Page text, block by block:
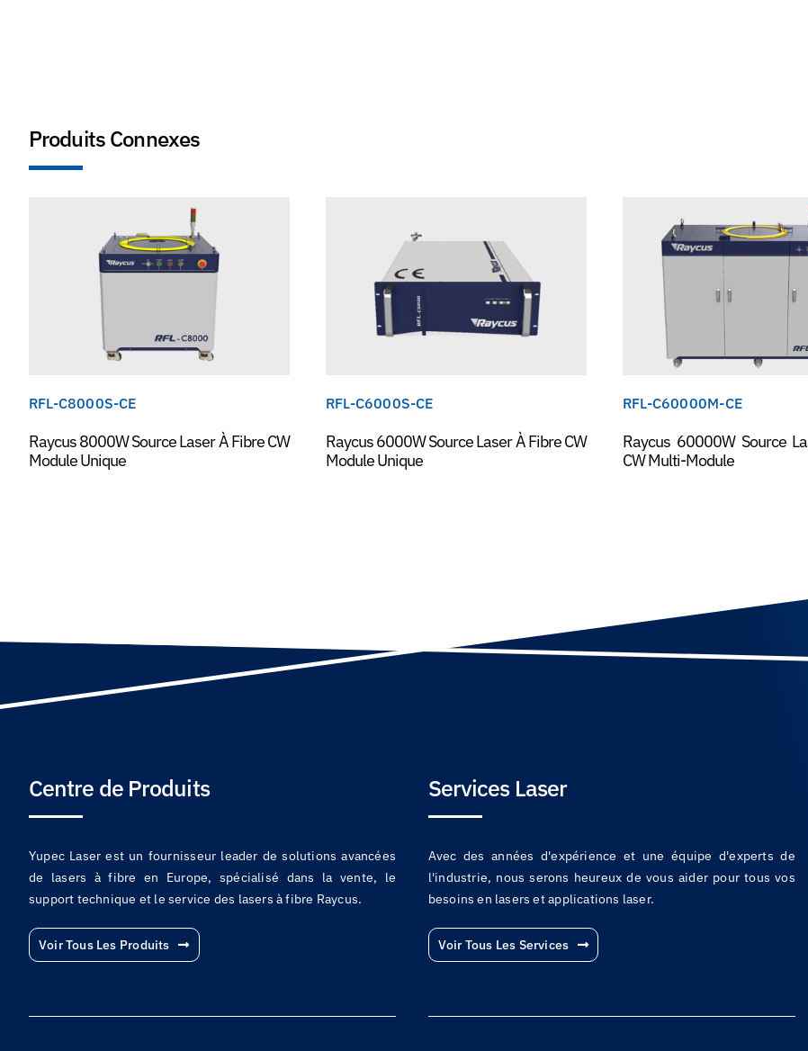
Produits Connexes
RFL-C8000S-CE
Raycus 8000W Source Laser À Fibre CW
Module Unique
RFL-C6000S-CE
Raycus 6000W Source Laser À Fibre CW
Module Unique
RFL-C60000M-CE
Raycus 60000W Source
CW Multi-Module
Centre de Produits
Yupec Laser est un fournisseur leader de solutions avancées
de lasers à fibre en Europe, spécialisé dans la vente, le
support technique et le service des lasers à fibre Raycus.
Voir Tous Les Produits
Services Laser
Avec des années d'expérience et une équipe d'experts de
l'industrie, nous serons heureux de vous aider pour tous vos
besoins en lasers et applications laser.
Voir Tous Les Services